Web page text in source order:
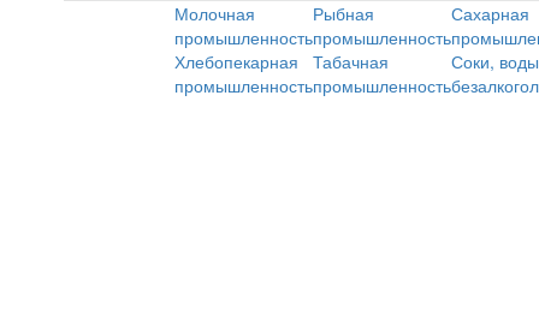
Молочная
промышленность
Рыбная
промышленность
Сахарная
Хлебопекарная
промышленность
Табачная
промышленность
Соки,